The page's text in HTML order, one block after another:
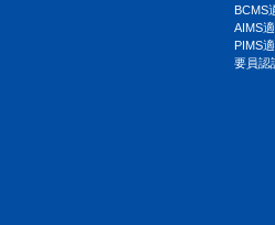
BCMS
AIMS
PIMS
要員認